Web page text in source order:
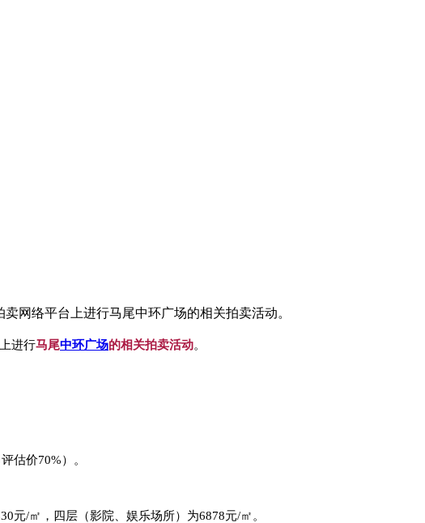
网络平台上进行马尾中环广场的相关拍卖活动。
进行马尾中环广场的相关拍卖活动。
评估价70%）。
元/㎡，四层（影院、娱乐场所）为6878元/㎡。